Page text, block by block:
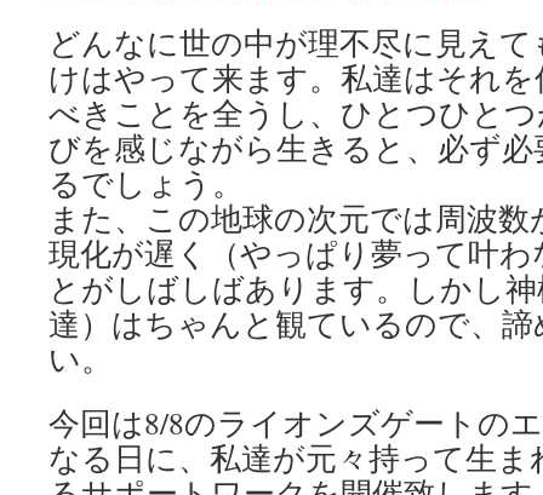
どんなに世の中が理不尽に見え
けはやって来ます。私達はそれ
べきことを全うし、ひとつひと
びを感じながら生きると、必ず
るでしょう。
また、この地球の次元では周波
現化が遅く（やっぱり夢って叶
とがしばしばあります。しかし
達）はちゃんと観ているので、
い。
今回は8/8のライオンズゲートの
なる日に、私達が元々持って生